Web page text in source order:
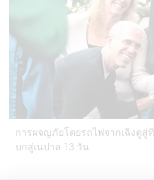
การผจญภัยโดยรถไฟจากเฉิงตูสู่
บกสู่เนปาล 13 วัน